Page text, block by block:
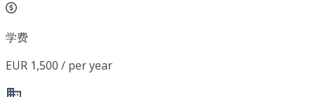
学费
EUR 1,500 / per year